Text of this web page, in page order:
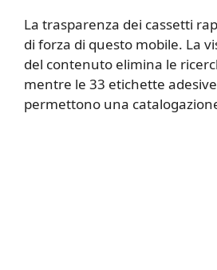
La trasparenza dei cassetti
di forza di questo mobile. La
del contenuto elimina le
mentre le 33 etichette
permettono una